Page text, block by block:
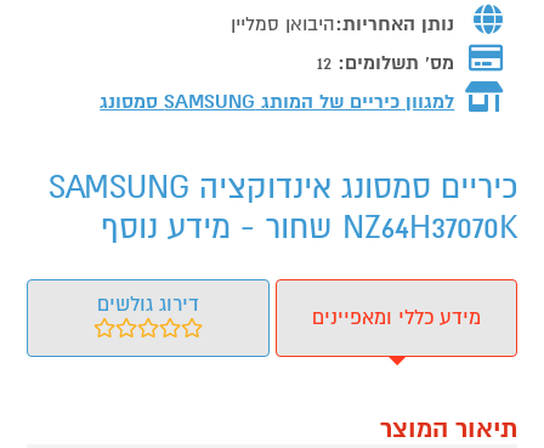
נותן האחריות:היבואן סמליין
מס' תשלומים: 12
למגוון כיריים של המותג SAMSUNG סמסונג
כיריים סמסונג אינדוקציה SAMSUNG
NZ64H37070K שחור - מידע נוסף
מידע כללי ומאפיינים
דירוג גולשים
תיאור המוצר